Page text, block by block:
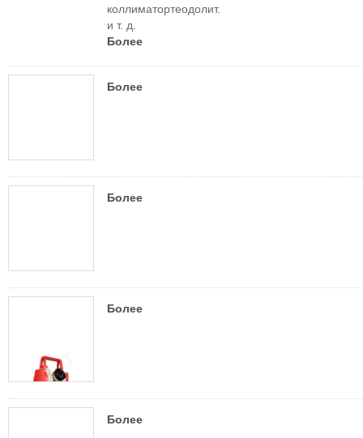
коллиматортеодолит.
и т. д.
Более
Более
Более
Более
Более